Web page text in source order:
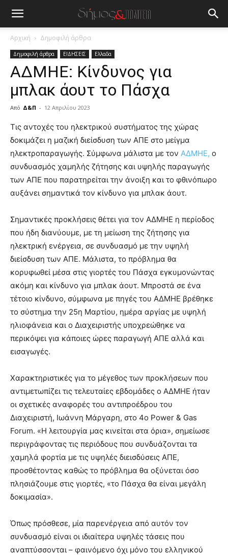
Αρχική Δημοφιλή άρθρα
Δημοφιλή άρθρα ΕΙΔΗΣΕΙΣ Ελλαδα
ΑΔΜΗΕ: Κίνδυνος για
μπλακ άουτ το Πάσχα
Από Δ&Π - 12 Απριλίου 2023
blonde
lesbians
hot
cam
show.desi
xxx
teaches
you
the
meaning
of
pain.
pornhun
hd
Τις αντοχές του ηλεκτρικού συστήματος της χώρας
δοκιμάζει η μαζική διείσδυση των ΑΠΕ στο μείγμα
ηλεκτροπαραγωγής. Σύμφωνα μάλιστα με τον ΑΔΜΗΕ, ο
συνδυασμός χαμηλής ζήτησης και υψηλής παραγωγής
των ΑΠΕ που παρατηρείται την άνοιξη και το φθινόπωρο
αυξάνει σημαντικά τον κίνδυνο για μπλακ άουτ.
Σημαντικές προκλήσεις θέτει για τον ΑΔΜΗΕ η περίοδος
που ήδη διανύουμε, με τη μείωση της ζήτησης για
ηλεκτρική ενέργεια, σε συνδυασμό με την υψηλή
διείσδυση των ΑΠΕ. Μάλιστα, το πρόβλημα θα
κορυφωθεί μέσα στις γιορτές του Πάσχα εγκυμονώντας
ακόμη και κίνδυνο για μπλακ άουτ. Μπροστά σε ένα
τέτοιο κίνδυνο, σύμφωνα με πηγές του ΑΔΜΗΕ βρέθηκε
το σύστημα την 25η Μαρτίου, ημέρα αργίας με υψηλή
ηλιοφάνεια και ο Διαχειριστής υποχρεώθηκε να
περικόψει για κάποιες ώρες παραγωγή ΑΠΕ αλλά και
εισαγωγές.
Χαρακτηριστικές για το μέγεθος των προκλήσεων που
αντιμετωπίζει τις τελευταίες εβδομάδες ο ΑΔΜΗΕ ήταν
οι σχετικές αναφορές του αντιπροέδρου του
Διαχειριστή, Ιωάννη Μάργαρη, στο 4ο Power & Gas
Forum. «Η λειτουργία μας κινείται στα όρια», σημείωσε
περιγράφοντας τις περιόδους που συνδυάζονται τα
χαμηλά φορτία με τις υψηλές διεισδύσεις ΑΠΕ,
προσθέτοντας καθώς το πρόβλημα θα οξύνεται όσο
πλησιάζουμε στις γιορτές, «το Πάσχα θα είναι μεγάλη
δοκιμασία».
Όπως πρόσθεσε, μία παρενέργεια από αυτόν τον
συνδυασμό είναι οι ιδιαίτερα υψηλές τάσεις που
αναπτύσσονται – φαινόμενο όχι μόνο του ελληνικού